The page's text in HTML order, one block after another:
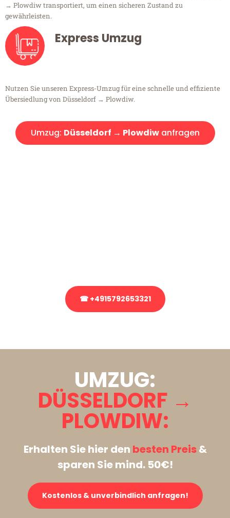
→ Plowdiw transportiert, um einen sicheren Zustand zu
gewährleisten.
Express Umzug
Nutzen Sie unseren Express-Umzug für eine schnelle und effiziente
Übersiedlung von Düsseldorf → Plowdiw.
Umzug: Düsseldorf → Plowdiwanfragen
☎ +4915792653321
UMZUG:
DÜSSELDORF →
PLOWDIW:
Erhalten Sie hier den besten Preis&
sparen Sie mind. 50€!
Kostenlos & unverbindlich anfragen!